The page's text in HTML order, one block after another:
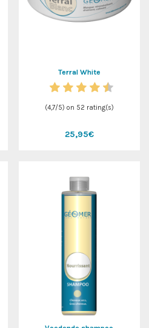
Terral White
(4,7/5) on 52 rating(s)
25,95€